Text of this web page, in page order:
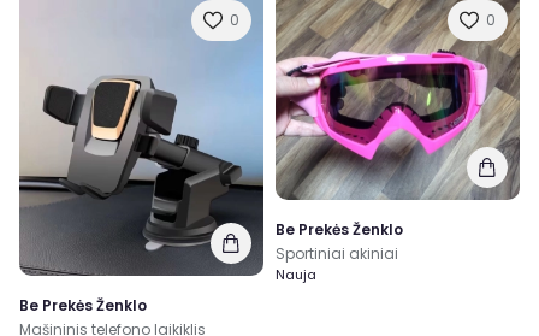
0
Be Prekės Ženklo
Mašininis telefono laikiklis
0
Be Prekės Ženklo
Sportiniai akiniai
Nauja